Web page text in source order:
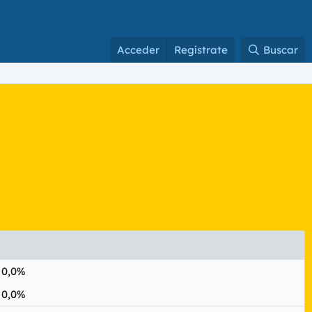
Acceder Regístrate Buscar
0,0%
0,0%